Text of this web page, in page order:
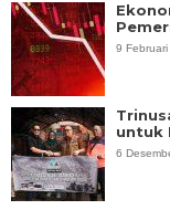
9
untuk
6